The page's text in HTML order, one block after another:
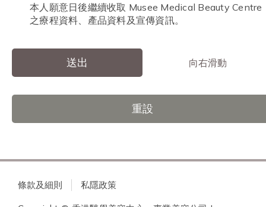
本人願意日後繼續收取 Musee Medical Beauty Centre
之療程資料、產品資料及宣傳資訊。
送出 向右滑動
重設
條款及細則 私隱政策